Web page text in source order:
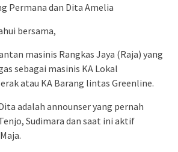
Permana dan Dita Amelia
bersama,
masinis Rangkas Jaya (Raja) yang
sebagai masinis KA Lokal
atau KA Barang lintas Greenline.
adalah announser yang pernah
Sudimara dan saat ini aktif